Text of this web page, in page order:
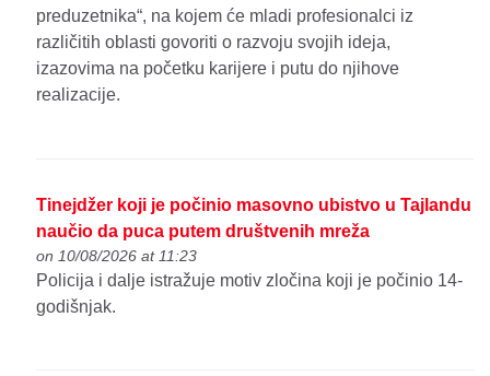
preduzetnika“, na kojem će mladi profesionalci iz
različitih oblasti govoriti o razvoju svojih ideja,
izazovima na početku karijere i putu do njihove
realizacije.
Tinejdžer koji je počinio masovno ubistvo u Tajlandu
naučio da puca putem društvenih mreža
on 10/08/2026 at 11:23
Policija i dalje istražuje motiv zločina koji je počinio 14-
godišnjak.